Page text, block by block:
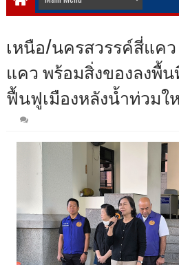
เหนือ/นครสวรรค์สี่แคว
แคว พร้อมสิ่งของลงพื้
ฟื้นฟูเมืองหลังน้ำท่วมใ